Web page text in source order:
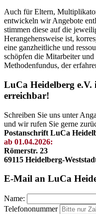
Auch für Eltern,
entwickeln wir Angebote
stimmen diese auf die
Herangehensweise ist,
eine ganzheitliche und
schöpfen die Mitarbeiter
Methodenfundus, der
LuCa Heidelberg
erreichbar!
Schreiben Sie uns unter
und wir rufen Sie gerne
Postanschrift LuCa
ab 01.04.2026:
Römerstr. 23
69115 Heidelberg-
E-Mail an LuCa
Name:
Telefononummer